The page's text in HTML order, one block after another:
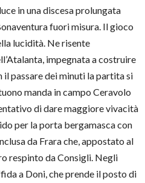
in una discesa prolungata
fuori misura. Il gioco
lucidità. Ne risente
impegnata a costruire
passare dei minuti la partita si
manda in campo Ceravolo
di dare maggiore vivacità
per la porta bergamasca con
da Frara che, appostato al
respinto da Consigli. Negli
a Doni, che prende il posto di